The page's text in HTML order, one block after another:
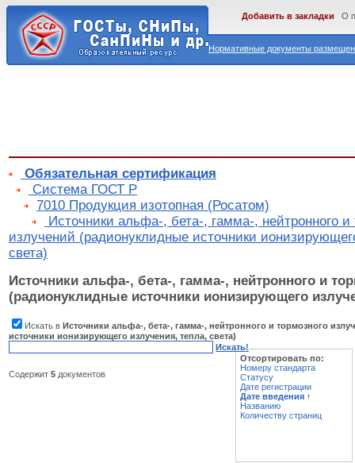
Нормативные документы
Добавить в закладки О
Обязательная сертификация
Cистема ГОСТ Р
7010 Продукция изотопная (Росатом)
Источники альфа-, бета-, гамма-, нейтронного и
излучений (радионуклидные источники
света)
Источники альфа-, бета-, гамма-, нейтронного и
(радионуклидные источники ионизирующего
Искать в Источники альфа-, бета-, гамма-, нейтронного и тормозного
источники ионизирующего излучения, тепла, света)
Искать!
Содержит 5 документов
Отсортировать по:
Номеру стандарта
Статусу
Дате регистрации
Дате введения ↑
Названию
Количеству страниц